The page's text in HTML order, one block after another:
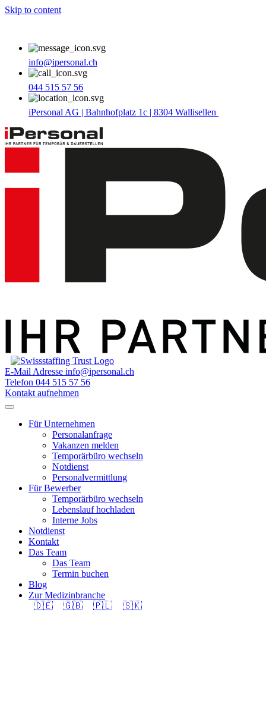
Skip to content
info@ipersonal.ch
044 515 57 56
iPersonal AG | Bahnhofplatz 1c | 8304 Wallisellen
E-Mail Adresse info@ipersonal.ch
Telefon 044 515 57 56
Kontakt aufnehmen
Für Unternehmen
Personalanfrage
Vakanzen melden
Temporärbüro wechseln
Notdienst
Personalvermittlung
Für Bewerber
Temporärbüro wechseln
Lebenslauf hochladen
Interne Jobs
Notdienst
Kontakt
Das Team
Das Team
Termin buchen
Blog
Zur Medizinbranche
🇩🇪
🇬🇧 🇵🇱 🇸🇰